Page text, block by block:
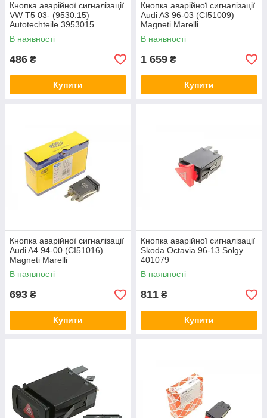
Кнопка аварійної сигналізації
VW T5 03- (9530.15)
Autotechteile 3953015
В наявності
486 ₴
Купити
Кнопка аварійної сигналізації
Audi A3 96-03 (CI51009)
Magneti Marelli
000051009010
В наявності
1 659 ₴
Купити
Кнопка аварійної сигналізації
Audi A4 94-00 (CI51016)
Magneti Marelli
000051016010
В наявності
693 ₴
Купити
Кнопка аварійної сигналізації
Skoda Octavia 96-13 Solgy
401079
В наявності
811 ₴
Купити